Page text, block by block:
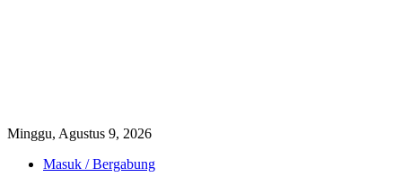
Minggu, Agustus 9, 2026
Masuk / Bergabung